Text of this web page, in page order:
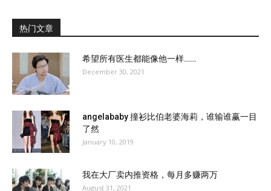
热门文章
希望所有医生都能像他一样……
December 30, 2021
angelababy 撞衫比伯老婆海莉，谁输谁赢一目
了然
January 10, 2019
我在大厂卖内推资格，每月多赚两万
August 31, 2021